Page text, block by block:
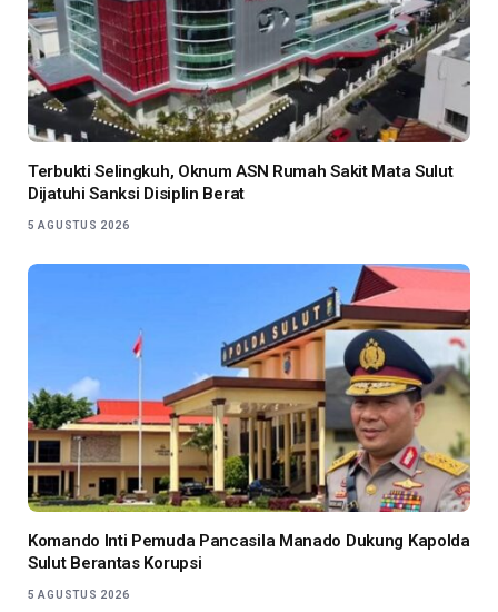
Terbukti Selingkuh, Oknum ASN Rumah Sakit Mata Sulut
Dijatuhi Sanksi Disiplin Berat
5 AGUSTUS 2026
Komando Inti Pemuda Pancasila Manado Dukung Kapolda
Sulut Berantas Korupsi
5 AGUSTUS 2026